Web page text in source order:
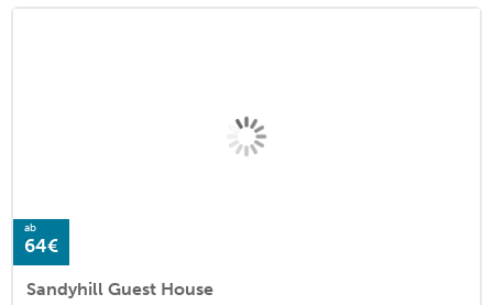
ab
64€
Sandyhill Guest House